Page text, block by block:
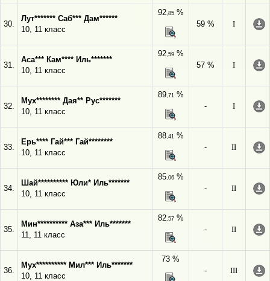
30.
Лут******* Саб*** Дам******
10, 11 класс
92,85%
59 %
I
31.
Аса*** Кам**** Иль*******
10, 11 класс
92,59%
57 %
I
32.
Мух******** Дая** Рус*******
10, 11 класс
89,71%
-
I
33.
Ерь**** Гай*** Гай********
10, 11 класс
88,41%
-
II
34.
Шай********** Юли* Иль*******
10, 11 класс
85,06%
-
II
35.
Мин********** Аза*** Иль*******
11, 11 класс
82,57%
-
II
36.
Мух********** Мил*** Иль*******
10, 11 класс
73 %
-
III